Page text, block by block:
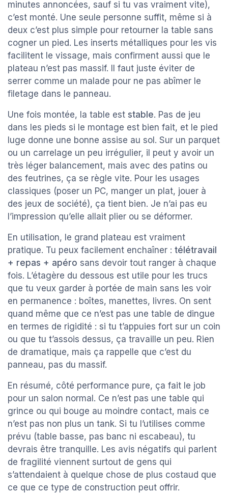
minutes annoncées, sauf si tu vas vraiment vite),
c’est monté. Une seule personne suffit, même si à
deux c’est plus simple pour retourner la table sans
cogner un pied. Les inserts métalliques pour les vis
facilitent le vissage, mais confirment aussi que le
plateau n’est pas massif. Il faut juste éviter de
serrer comme un malade pour ne pas abîmer le
filetage dans le panneau.
Une fois montée, la table est stable. Pas de jeu
dans les pieds si le montage est bien fait, et le pied
luge donne une bonne assise au sol. Sur un parquet
ou un carrelage un peu irrégulier, il peut y avoir un
très léger balancement, mais avec des patins ou
des feutrines, ça se règle vite. Pour les usages
classiques (poser un PC, manger un plat, jouer à
des jeux de société), ça tient bien. Je n’ai pas eu
l’impression qu’elle allait plier ou se déformer.
En utilisation, le grand plateau est vraiment
pratique. Tu peux facilement enchaîner : télétravail
+ repas + apéro sans devoir tout ranger à chaque
fois. L’étagère du dessous est utile pour les trucs
que tu veux garder à portée de main sans les voir
en permanence : boîtes, manettes, livres. On sent
quand même que ce n’est pas une table de dingue
en termes de rigidité : si tu t’appuies fort sur un coin
ou que tu t’assois dessus, ça travaille un peu. Rien
de dramatique, mais ça rappelle que c’est du
panneau, pas du massif.
En résumé, côté performance pure, ça fait le job
pour un salon normal. Ce n’est pas une table qui
grince ou qui bouge au moindre contact, mais ce
n’est pas non plus un tank. Si tu l’utilises comme
prévu (table basse, pas banc ni escabeau), tu
devrais être tranquille. Les avis négatifs qui parlent
de fragilité viennent surtout de gens qui
s’attendaient à quelque chose de plus costaud que
ce que ce type de construction peut offrir.